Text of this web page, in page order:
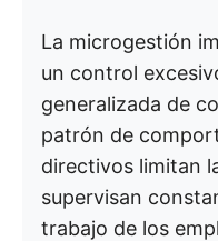
La microgestión
un control
generalizada de
patrón de
directivos limitan
supervisan
trabajo de los